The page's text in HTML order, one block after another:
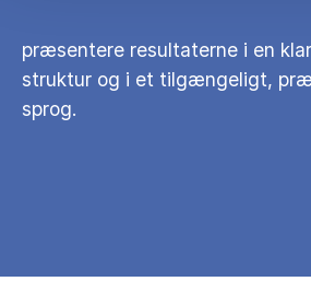
præsentere resultaterne i en
struktur og i et tilgængeligt,
sprog.